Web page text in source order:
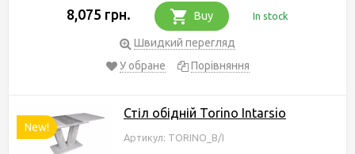
8,075 грн. Buy In stock
Швидкий перегляд
У обране
Порівняння
New!
Стіл обідній Torino Intarsio
Артикул: TORINO_B/I